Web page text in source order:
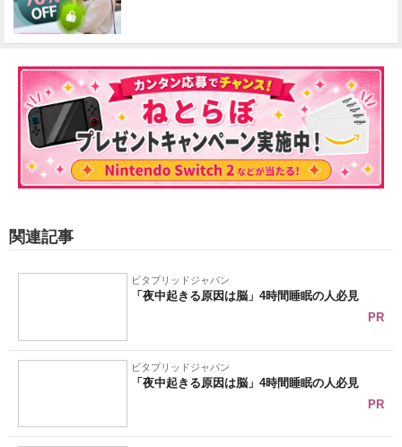
関連記事
ビタブリッドジャパン
「夜中起きる原因は脳」4時間睡眠の人必見
PR
ビタブリッドジャパン
「夜中起きる原因は脳」4時間睡眠の人必見
PR